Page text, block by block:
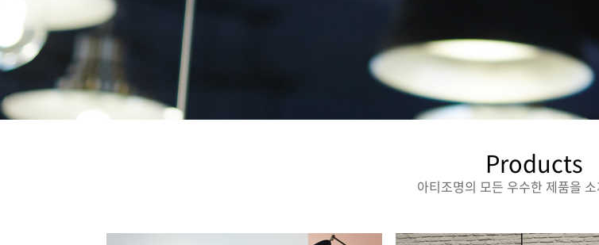
Products
아티조명의 모든 우수한 제품을